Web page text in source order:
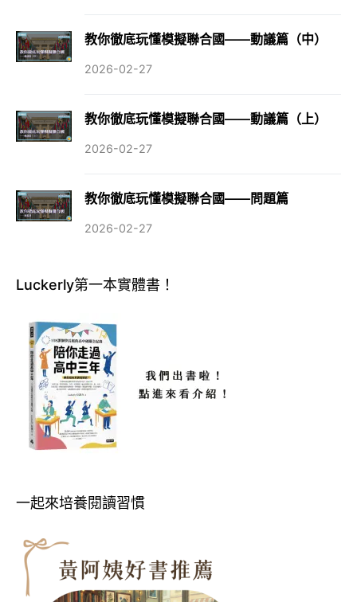
教你徹底玩懂模擬聯合國——動議篇（中）
2026-02-27
教你徹底玩懂模擬聯合國——動議篇（上）
2026-02-27
教你徹底玩懂模擬聯合國——問題篇
2026-02-27
Luckerly第一本實體書！
一起來培養閱讀習慣